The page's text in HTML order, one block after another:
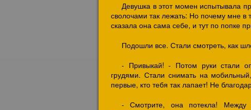
Девушка в этот момен испытывала
сволочами так лежать: Но почему мне в
сказала она сама себе, и тут по попке
Подошли все. Стали смотреть, как
- Привыкай! - Потом руки стали
грудями. Стали снимать на
первые, кто тебя так лапает! Не
- Смотрите, она потекла! Между